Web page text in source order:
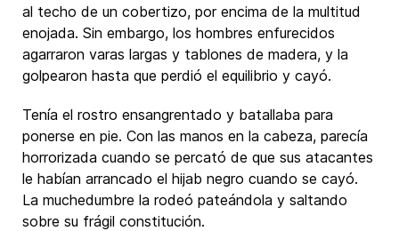
al techo de un cobertizo, por encima de la multitud
enojada. Sin embargo, los hombres enfurecidos
agarraron varas largas y tablones de madera, y la
golpearon hasta que perdió el equilibrio y cayó.
Tenía el rostro ensangrentado y batallaba para
ponerse en pie. Con las manos en la cabeza, parecía
horrorizada cuando se percató de que sus atacantes
le habían arrancado el hijab negro cuando se cayó.
La muchedumbre la rodeó pateándola y saltando
sobre su frágil constitución.